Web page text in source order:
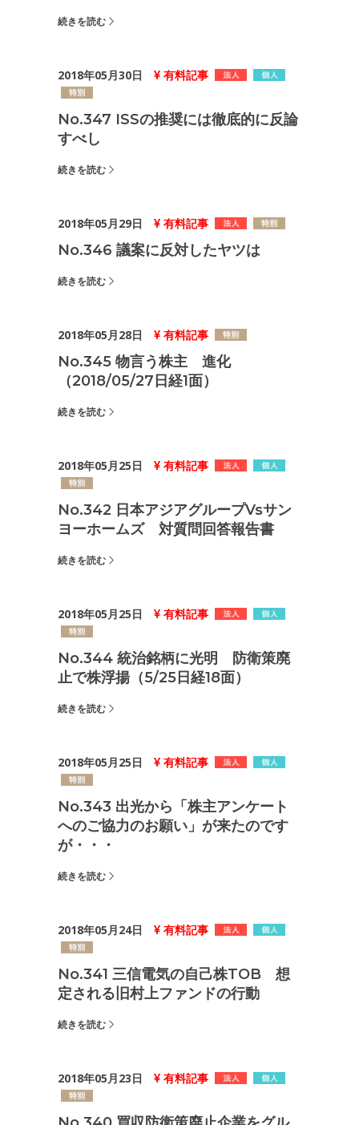
続きを読む
2018年05月30日 有料記事
No.347 ISSの推奨には徹底的に反論
すべし
続きを読む
2018年05月29日 有料記事
No.346 議案に反対したヤツは
続きを読む
2018年05月28日 有料記事
No.345 物言う株主 進化
（2018/05/27日経1面）
続きを読む
2018年05月25日 有料記事
No.342 日本アジアグループvsサン
ヨーホームズ 対質問回答報告書
続きを読む
2018年05月25日 有料記事
No.344 統治銘柄に光明 防衛策廃
止で株浮揚（5/25日経18面）
続きを読む
2018年05月25日 有料記事
No.343 出光から「株主アンケート
へのご協力のお願い」が来たのです
が・・・
続きを読む
2018年05月24日 有料記事
No.341 三信電気の自己株TOB 想
定される旧村上ファンドの行動
続きを読む
2018年05月23日 有料記事